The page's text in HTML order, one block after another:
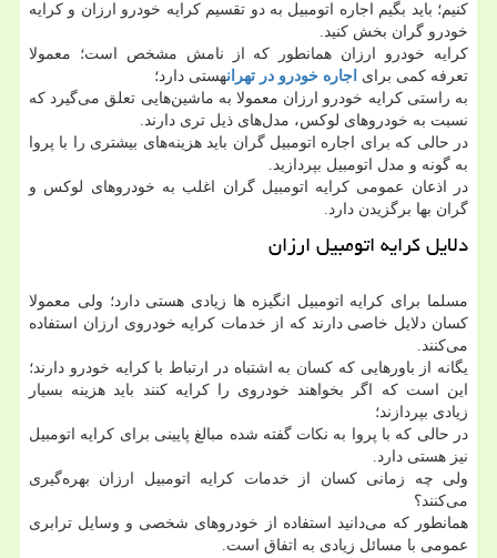
کنیم؛ باید بگیم اجاره اتومبیل به دو تقسیم کرایه خودرو ارزان و کرایه
خودرو گران بخش کنید.
کرایه خودرو ارزان همانطور که از نامش مشخص است؛ معمولا
تعرفه کمی برای اجاره خودرو در تهرانهستی دارد؛
به راستی کرایه خودرو ارزان معمولا به ماشین‌هایی تعلق می‌گیرد که
نسبت به خودروهای لوکس، مدل‌های ذیل تری دارند.
در حالی که برای اجاره اتومبیل گران باید هزینه‌های بیشتری را با پروا
به گونه و مدل اتومبیل بپردازید.
در اذعان عمومی کرایه اتومبیل گران اغلب به خودروهای لوکس و
گران بها برگزیدن دارد.
دلایل کرایه اتومبیل ارزان
مسلما برای کرایه اتومبیل انگیزه ها زیادی هستی دارد؛ ولی معمولا
کسان دلایل خاصی دارند که از خدمات کرایه خودروی ارزان استفاده
می‌کنند.
یگانه از باورهایی که کسان به اشتباه در ارتباط با کرایه خودرو دارند؛
این است که اگر بخواهند خودروی را کرایه کنند باید هزینه بسیار
زیادی بپردازند؛
در حالی که با پروا به نکات گفته شده مبالغ پایینی برای کرایه اتومبیل
نیز هستی دارد.
ولی چه زمانی کسان از خدمات کرایه اتومبیل ارزان بهره‌گیری
می‌کنند؟
همانطور که می‌دانید استفاده از خودروهای شخصی و وسایل ترابری
عمومی با مسائل زیادی به اتفاق است.